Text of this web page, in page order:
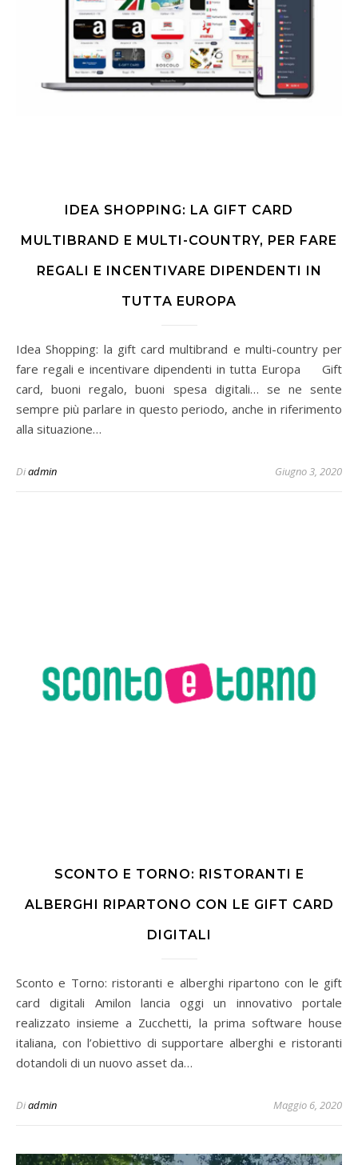
IDEA SHOPPING: LA GIFT CARD
MULTIBRAND E MULTI-COUNTRY, PER FARE
REGALI E INCENTIVARE DIPENDENTI IN
TUTTA EUROPA
Idea Shopping: la gift card multibrand e multi-country per
fare regali e incentivare dipendenti in tutta Europa Gift
card, buoni regalo, buoni spesa digitali… se ne sente
sempre più parlare in questo periodo, anche in riferimento
alla situazione…
Diadmin Giugno 3, 2020
SCONTO E TORNO: RISTORANTI E
ALBERGHI RIPARTONO CON LE GIFT CARD
DIGITALI
Sconto e Torno: ristoranti e alberghi ripartono con le gift
card digitali Amilon lancia oggi un innovativo portale
realizzato insieme a Zucchetti, la prima software house
italiana, con l’obiettivo di supportare alberghi e ristoranti
dotandoli di un nuovo asset da…
Diadmin Maggio 6, 2020